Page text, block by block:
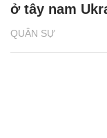
QUÂN SỰ
ở tây nam